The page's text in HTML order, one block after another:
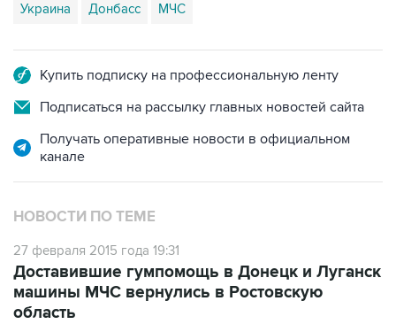
Украина Донбасс МЧС
Купить подписку на профессиональную ленту
Подписаться на рассылку главных новостей сайта
Получать оперативные новости в официальном
канале
НОВОСТИ ПО ТЕМЕ
27 февраля 2015 года 19:31
Доставившие гумпомощь в Донецк и Луганск
машины МЧС вернулись в Ростовскую
область